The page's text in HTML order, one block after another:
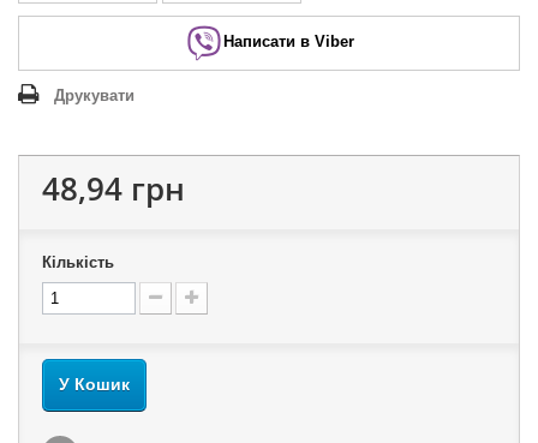
Написати в Viber
Друкувати
48,94 грн
Кількість
У Кошик